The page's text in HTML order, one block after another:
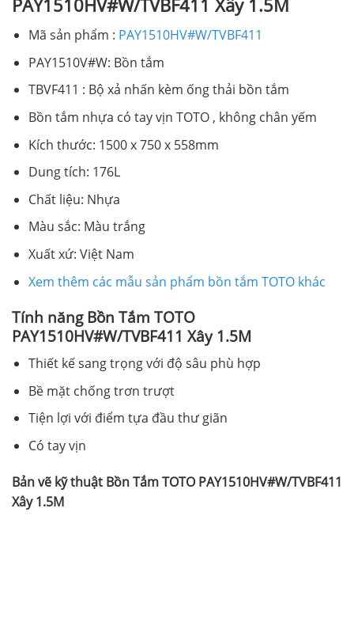
PAY1510HV#W/TVBF411 Xây 1.5M
Mã sản phẩm : PAY1510HV#W/TVBF411
PAY1510V#W: Bồn tắm
TBVF411 : Bộ xả nhấn kèm ống thải bồn tắm
Bồn tắm nhựa có tay vịn TOTO , không chân yếm
Kích thước: 1500 x 750 x 558mm
Dung tích: 176L
Chất liệu: Nhựa
Màu sắc: Màu trắng
Xuất xứ: Việt Nam
Xem thêm các mẫu sản phẩm bồn tắm TOTO khác
Tính năng Bồn Tắm TOTO
PAY1510HV#W/TVBF411 Xây 1.5M
Thiết kế sang trọng với độ sâu phù hợp
Bề mặt chống trơn trượt
Tiện lợi với điểm tựa đầu thư giãn
Có tay vịn
Bản vẽ kỹ thuật Bồn Tắm TOTO PAY1510HV#W/TVBF411
Xây 1.5M